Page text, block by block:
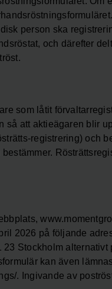
person ska
och därefter
som låtit
så att aktieägaren blir
registrering) och
2026 på följande
Stockholm alternativt
kan även
. Ingivande av